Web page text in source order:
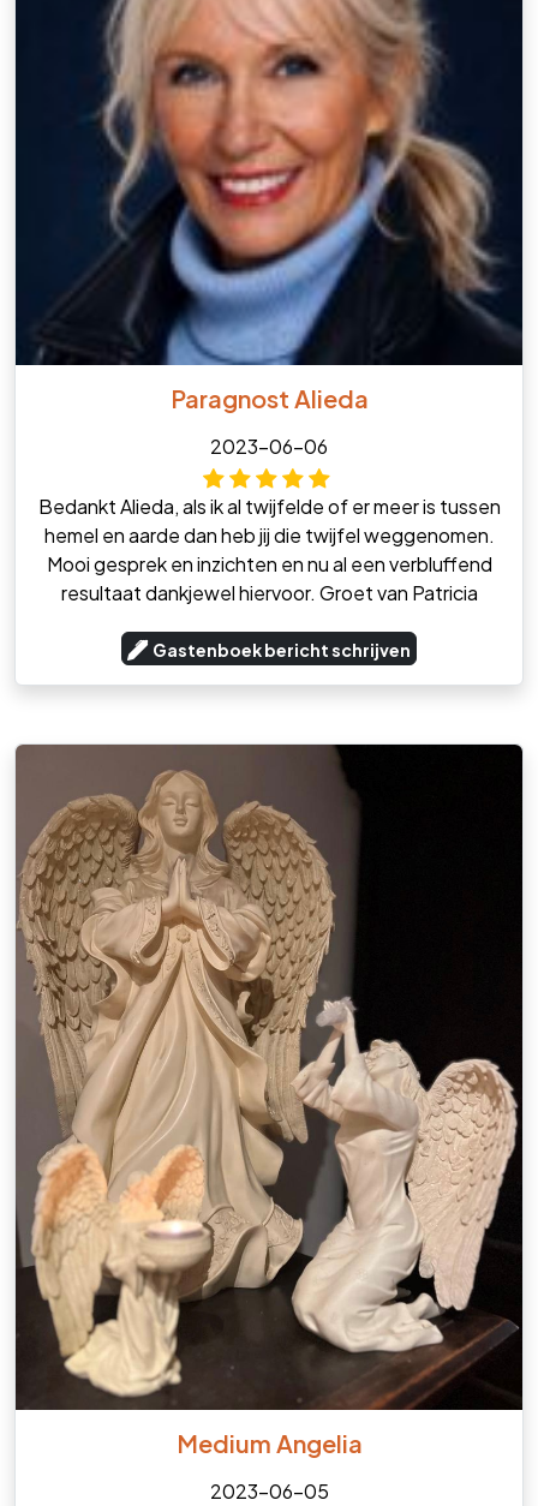
Paragnost Alieda
2023-06-06
Bedankt Alieda, als ik al twijfelde of er meer is tussen
hemel en aarde dan heb jij die twijfel weggenomen.
Mooi gesprek en inzichten en nu al een verbluffend
resultaat dankjewel hiervoor. Groet van Patricia
Gastenboek bericht schrijven
Medium Angelia
2023-06-05